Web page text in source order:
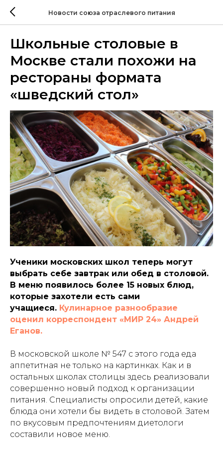
Новости союза отраслевого питания
Школьные столовые в
Москве стали похожи на
рестораны формата
«шведский стол»
Ученики московских школ теперь могут
выбрать себе завтрак или обед в столовой.
В меню появилось более 15 новых блюд,
которые захотели есть сами
учащиеся. Кулинарное разнообразие
оценил корреспондент «МИР 24» Андрей
Еганов.
В московской школе № 547 с этого года еда
аппетитная не только на картинках. Как и в
остальных школах столицы здесь реализовали
совершенно новый подход к организации
питания. Специалисты опросили детей, какие
блюда они хотели бы видеть в столовой. Затем
по вкусовым предпочтениям диетологи
составили новое меню.